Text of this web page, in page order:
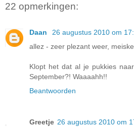
22 opmerkingen:
Daan
26 augustus 2010 om
allez - zeer plezant weer,
Klopt het dat al je pukkies
September?! Waaaahh!!
Beantwoorden
Greetje 26 augustus 2010 om